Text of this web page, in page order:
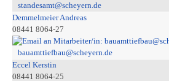
standesamt@scheyern.de
Demmelmeier Andreas
08441 8064-27
bauamttiefbau@scheyern.de
Eccel Kerstin
08441 8064-25